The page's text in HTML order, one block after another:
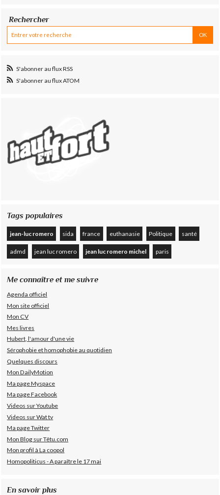
Rechercher
S'abonner au flux RSS
S'abonner au flux ATOM
Tags populaires
jean-luc romero sida france euthanasie Politique santé
admd jean luc romero jean luc romero michel paris
Me connaître et me suivre
Agenda officiel
Mon site officiel
Mon CV
Mes livres
Hubert, l'amour d'une vie
Sérophobie et homophobie au quotidien
Quelques discours
Mon DailyMotion
Ma page Myspace
Ma page Facebook
Videos sur Youtube
Videos sur Wat tv
Ma page Twitter
Mon Blog sur Têtu.com
Mon profil à La coopol
Homopoliticus - A paraître le 17 mai
En savoir plus